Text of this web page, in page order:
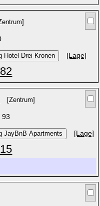
[Lage]
[Zentrum]
93
[Lage]